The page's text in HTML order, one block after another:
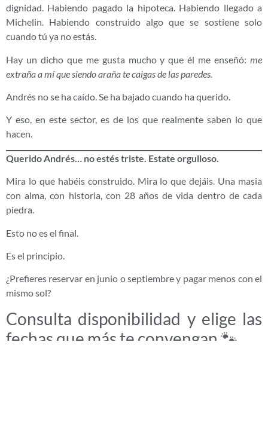
dignidad. Habiendo pagado la hipoteca. Habiendo llegado a
Michelin. Habiendo construido algo que se sostiene solo
cuando tú ya no estás.
Hay un dicho que me gusta mucho y que él me enseñó: me
extraña a mí que siendo araña te caigas de las paredes.
Andrés no se ha caído. Se ha bajado cuando ha querido.
Y eso, en este sector, es de los que realmente saben lo que
hacen.
Querido Andrés… no estés triste. Estate orgulloso.
Mira lo que habéis construido. Mira lo que dejáis. Una masia
con alma, con historia, con 28 años de vida dentro de cada
piedra.
Esto no es el final.
Es el principio.
¿Prefieres reservar en junio o septiembre y pagar menos con el
mismo sol?
Consulta disponibilidad y elige las
fechas que más te convengan 🐾